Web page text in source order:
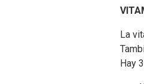
La
Hay